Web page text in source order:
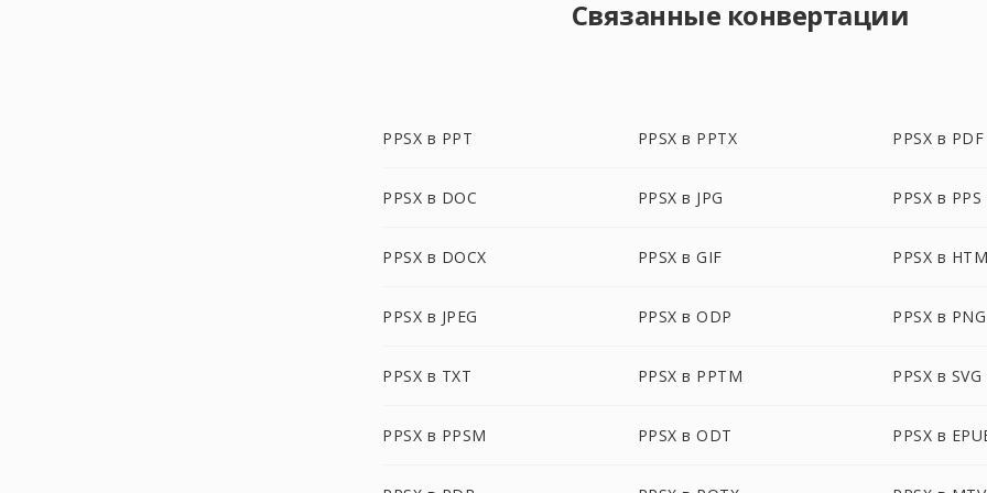
Связанные конвертации
PPSX в PPT PPSX в PPTX PPSX в PDF
PPSX в DOC PPSX в JPG PPSX в PPS
PPSX в DOCX PPSX в GIF PPSX в
PPSX в JPEG PPSX в ODP PPSX в PNG
PPSX в TXT PPSX в PPTM PPSX в SVG
PPSX в PPSM PPSX в ODT PPSX в